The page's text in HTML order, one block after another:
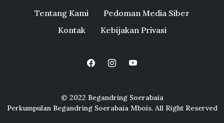
Tentang Kami
Pedoman Media Siber
Kontak
Kebijakan Privasi
© 2022 Begandring Soerabaia
Perkumpulan Begandring Soerabaia Mbois. All Right Reserved